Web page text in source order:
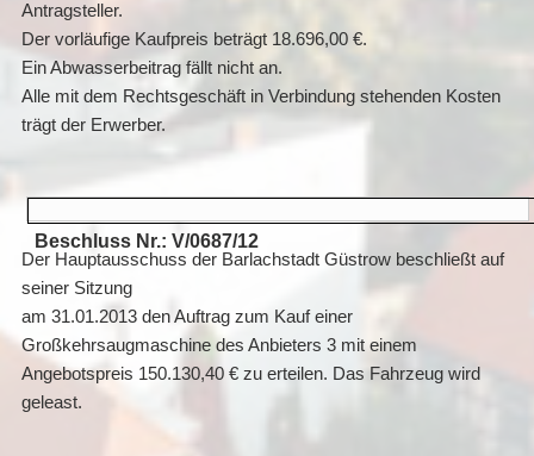
Antragsteller.
Der vorläufige Kaufpreis beträgt 18.696,00 €.
Ein Abwasserbeitrag fällt nicht an.
Alle mit dem Rechtsgeschäft in Verbindung stehenden Kosten
trägt der Erwerber.
Beschluss Nr.: V/0687/12
Der Hauptausschuss der Barlachstadt Güstrow beschließt auf
seiner Sitzung
am 31.01.2013 den Auftrag zum Kauf einer
Großkehrsaugmaschine des Anbieters 3 mit einem
Angebotspreis 150.130,40 € zu erteilen. Das Fahrzeug wird
geleast.